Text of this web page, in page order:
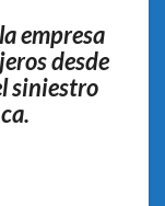
empresa
desde
siniestro